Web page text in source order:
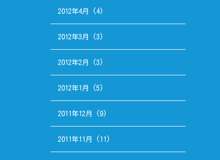
2012年4月 (4)
2012年3月 (3)
2012年2月 (3)
2012年1月 (5)
2011年12月 (9)
2011年11月 (11)